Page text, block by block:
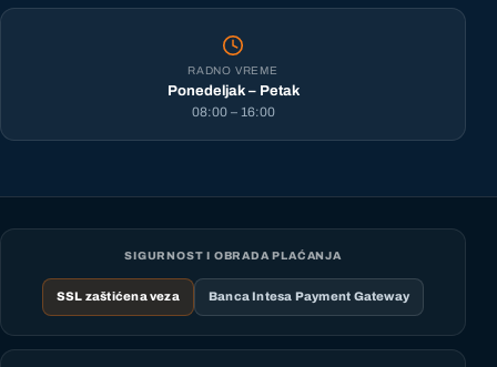
RADNO VREME
Ponedeljak – Petak
08:00 – 16:00
SIGURNOST I OBRADA PLAĆANJA
SSL zaštićena veza Banca Intesa Payment Gateway